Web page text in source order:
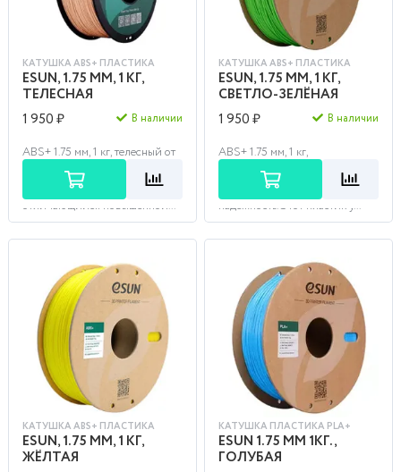
КАТУШКА ABS+ ПЛАСТИКА
ESUN, 1.75 ММ, 1 КГ,
ТЕЛЕСНАЯ
1 950 ₽
В наличии
ABS+ 1.75 мм, 1 кг, телесный от
фирмы Esun – это более
плотный модифицированный
пластик типа ABS,
отличающийся повышенной...
КАТУШКА ABS+ ПЛАСТИКА
ESUN, 1.75 ММ, 1 КГ,
СВЕТЛО-ЗЕЛЁНАЯ
1 950 ₽
В наличии
ABS+ 1.75 мм, 1 кг,
светлозелёный от фирмы Esun
- это идеальный выбор для тех,
кто ценит прочность и
надежность. Этот пластик у...
КАТУШКА ABS+ ПЛАСТИКА
ESUN, 1.75 ММ, 1 КГ,
ЖЁЛТАЯ
КАТУШКА ПЛАСТИКА PLA+
ESUN 1.75 ММ 1КГ.,
ГОЛУБАЯ